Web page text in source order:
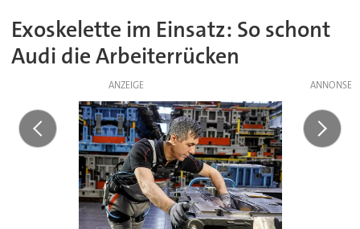
Exoskelette im Einsatz: So schont
Audi die Arbeiterrücken
ANZEIGE